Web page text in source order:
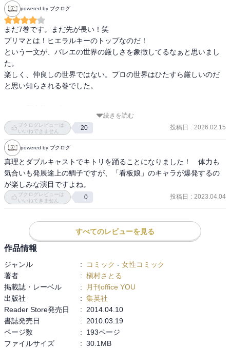
powered by ブクログ
まだ7巻です。まだ先が長い！笑
プリマとは！ヒエラルキーのトップなのだ！
という一文が、バレエの世界の厳しさを象徴してるなぁと思いまし
た。
楽しく、仲良しの世界ではない。プロの世界はひたすら厳しいのだ
と思い知らされる巻でした。
先日は、一年に一度の兄弟会があり、フグのコースを堪能しまし
た。
フグ久しぶりでした。2年ぶりかなぁ。大好き♪
私お勧めの店で予約を入れてもらいました。
担当は長男、5歳下　（亡父の会社を継ぎ定年退職したばかり　）最
後にやってきたのは次男　12歳下　(某日本の航空会社で機長をして
います。奥さんもエアラインのパイロット国家資格を先日取りまし
た。弟とは歳が離れてるのでかなりまだ若い）
ではここで、フグのコースの説明です。
付き出し・先附（皮刺し）：ふぐの皮の湯引き。ポン酢でさっぱり
と食べる。
てっさ（ふぐ刺し）：薄造りにされたふぐ。
ふぐ唐揚げ：ふぐの旨味が凝縮された骨付き唐揚げ。
てっちり（ふぐ鍋）：骨付きの身（アラ）と野菜を昆布出汁で煮る
鍋。
雑炊：ふぐの旨味が溶け出した出汁で楽しむ締め。
ヒレ酒：香ばしく焼いたヒレを入れた日本酒。
続きを読む
ブクログレビューは
いいねできません
20 投稿日 : 2026.02.15
powered by ブクログ
真理とダブルキャストでキトリを踊ることになりました！　体力も
気合いも発展途上の鯛子ですが、「看板娘」のキャラが爆発するの
が楽しみな演目ですよね。
ブクログレビューは
いいねできません
0 投稿日 : 2023.04.04
すべてのレビューを見る
作品情報
ジャンル : コミック - 女性コミック
著者
: 槇村さとる
掲載誌・レーベル
:
月刊office YOU
出版社
: 集英社
Reader Store発売日
:
2014.04.10
書誌発売日
:
2010.03.19
ページ数
:
193ページ
ファイルサイズ
: 30.1MB